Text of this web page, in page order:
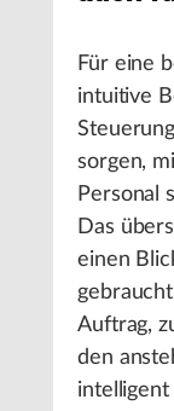
Für eine
intuitive
sorgen,
Personal
Das
einen
Auftrag,
den